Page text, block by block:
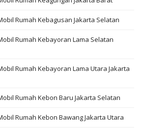
Rumah Kebagusan Jakarta Selatan
Rumah Kebayoran Lama Selatan
Rumah Kebayoran Lama Utara Jakarta
Rumah Kebon Baru Jakarta Selatan
Rumah Kebon Bawang Jakarta Utara